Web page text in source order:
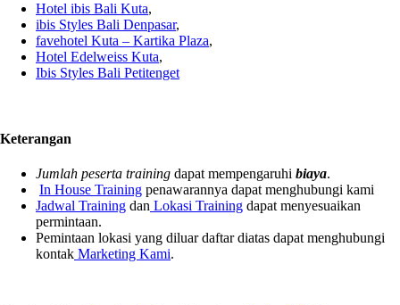
Hotel ibis Bali Kuta,
ibis Styles Bali Denpasar,
favehotel Kuta – Kartika Plaza,
Hotel Edelweiss Kuta,
Ibis Styles Bali Petitenget
Keterangan
Jumlah peserta training dapat mempengaruhi biaya.
In House Training penawarannya dapat menghubungi kami
Jadwal Training dan Lokasi Training dapat menyesuaikan
permintaan.
Pemintaan lokasi yang diluar daftar diatas dapat menghubungi
kontak Marketing Kami.